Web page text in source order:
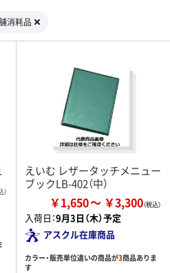
消耗品
）
えいむ レザータッチメニュー
ブックLB-402（中）
￥1,650 ￥3,300
入荷日：9月3日（木）予定
アスクル在庫商品
カラー・販売単位違いの商品が3商品ありま
す